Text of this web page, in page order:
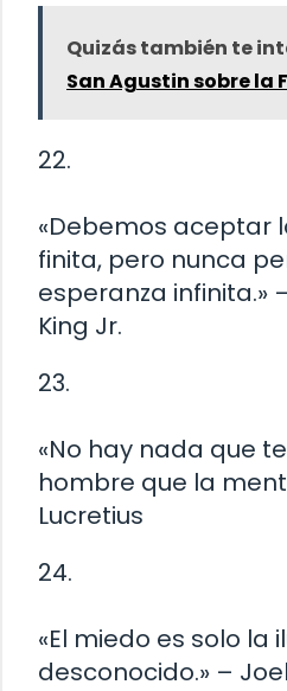
Quizás también te
San Agustin sobre la
22.
«Debemos aceptar
finita, pero nunca
esperanza infinita.»
King Jr.
23.
«No hay nada que
hombre que la
Lucretius
24.
«El miedo es solo la
desconocido.» –